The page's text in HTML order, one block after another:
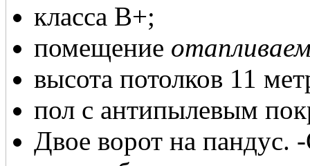
класса В+;
помещение
высота потолков 11
пол с антипылевым
Двое ворот на пандус.